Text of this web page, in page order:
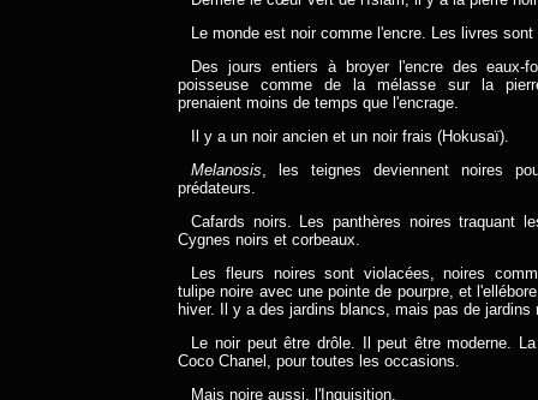
Le monde est noir comme l'encre. Les livres
Des jours entiers à broyer l'encre des eaux-
poisseuse comme de la mélasse sur la
prenaient moins de temps que l'encrage.
Il y a un noir ancien et un noir frais (Hokusaï).
Melanosis, les teignes deviennent noires
prédateurs.
Cafards noirs. Les panthères noires traquant
Cygnes noirs et corbeaux.
Les fleurs noires sont violacées, noires
tulipe noire avec une pointe de pourpre, et
hiver. Il y a des jardins blancs, mais pas de jardins
Le noir peut être drôle. Il peut être moderne.
Coco Chanel, pour toutes les occasions.
Mais noire aussi, l'Inquisition.